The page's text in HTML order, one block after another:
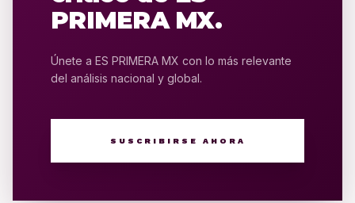
PRIMERA MX.
Únete a ES PRIMERA MX con lo más relevante
del análisis nacional y global.
SUSCRIBIRSE AHORA